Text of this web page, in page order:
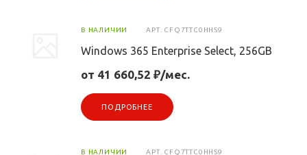
В НАЛИЧИИ АРТ. CFQ7TTC0HHS9
Windows 365 Enterprise Select, 256GB
от 41 660,52 ₽/мес.
ПОДРОБНЕЕ
В НАЛИЧИИ АРТ. CFQ7TTC0HHS9